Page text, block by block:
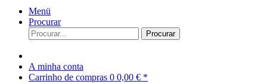
Menü
Procurar
Procurar
A minha conta
Carrinho de compras 0 0,00 € *